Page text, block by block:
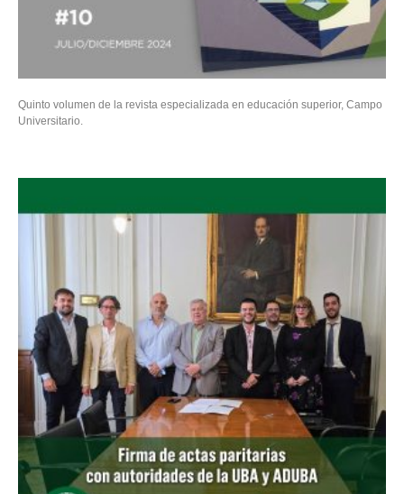
Quinto volumen de la revista especializada en educación superior, Campo
Universitario.